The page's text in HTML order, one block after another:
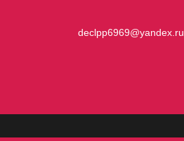
declpp6969@yandex.ru